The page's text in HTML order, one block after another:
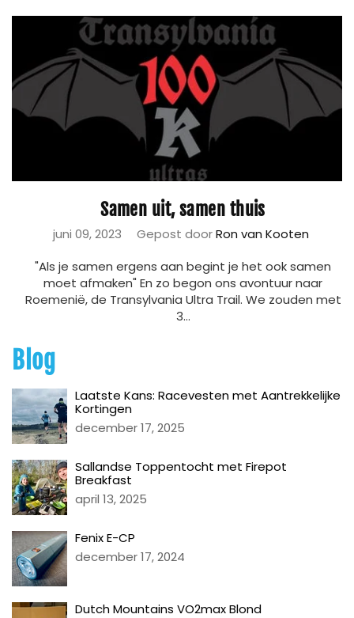
Samen uit, samen thuis
juni 09, 2023 Gepost doorRon van Kooten
"Als je samen ergens aan begint je het ook samen
moet afmaken" En zo begon ons avontuur naar
Roemenië, de Transylvania Ultra Trail. We zouden met
3...
Blog
Laatste Kans: Racevesten met Aantrekkelijke
Kortingen
december 17, 2025
Sallandse Toppentocht met Firepot
Breakfast
april 13, 2025
Fenix E-CP
december 17, 2024
Dutch Mountains VO2max Blond